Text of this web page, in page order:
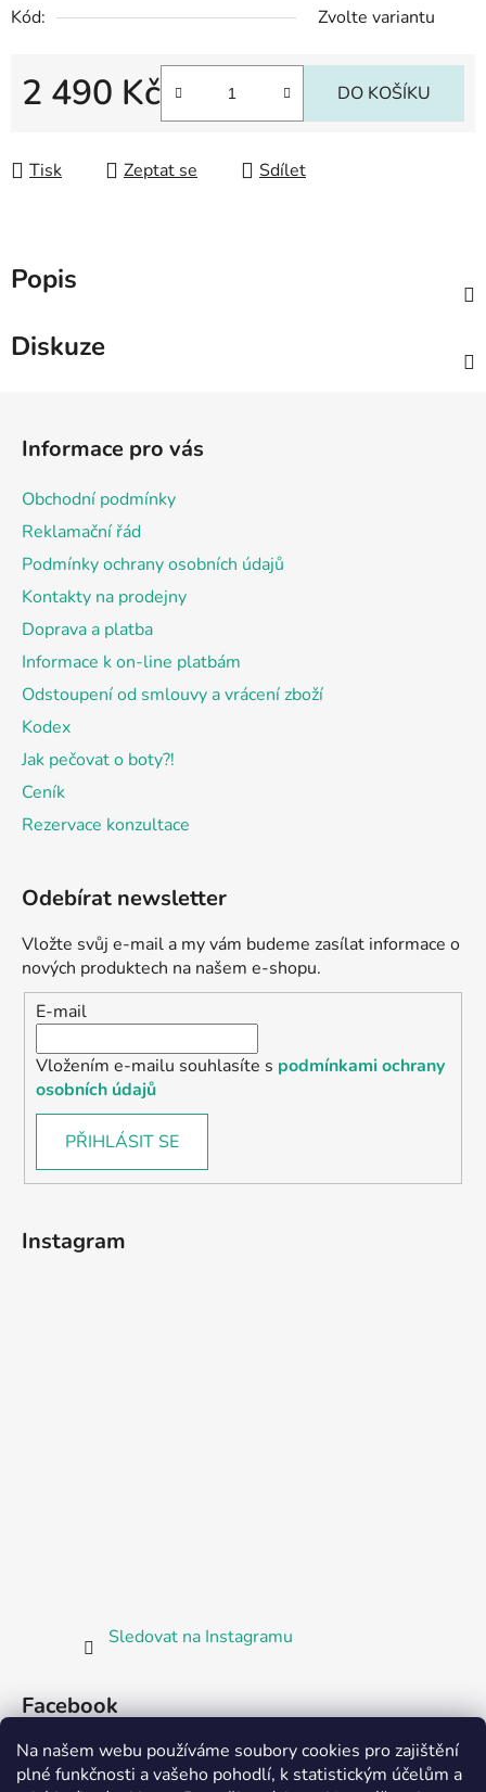
Na našem webu používáme soubory cookies pro zajištění
plné funkčnosti a vašeho pohodlí, k statistickým účelům a
Kód:
Zvolte variantu
2 490 Kč DO KOŠÍKU
Tisk Zeptat se Sdílet
Popis
Diskuze
Informace pro vás
Obchodní podmínky
Reklamační řád
Podmínky ochrany osobních údajů
Kontakty na prodejny
Doprava a platba
Informace k on-line platbám
Odstoupení od smlouvy a vrácení zboží
Kodex
Jak pečovat o boty?!
Ceník
Rezervace konzultace
Odebírat newsletter
Vložte svůj e-mail a my vám budeme zasílat informace o
nových produktech na našem e-shopu.
E-mail
Vložením e-mailu souhlasíte s podmínkami ochrany
osobních údajů
PŘIHLÁSIT SE
Instagram
Sledovat na Instagramu
Facebook